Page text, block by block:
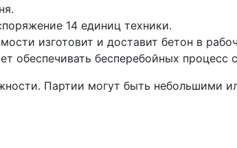
14 единиц техники.
изготовит и доставит бетон в
обеспечивать бесперебойных процесс
Партии могут быть небольшими